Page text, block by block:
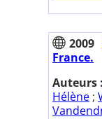
2009
France.
Auteurs :
Hélène ;